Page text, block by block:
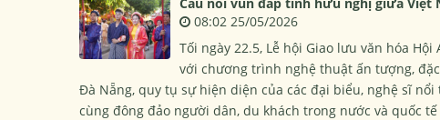
08:02 25/05/2026
Tối ngày 22.5, Lễ hội Giao lưu văn hóa
với chương trình nghệ thuật ấn tượng,
Đà Nẵng, quy tụ sự hiện diện của các đại biểu, nghệ sĩ
cùng đông đảo người dân, du khách trong nước và quốc